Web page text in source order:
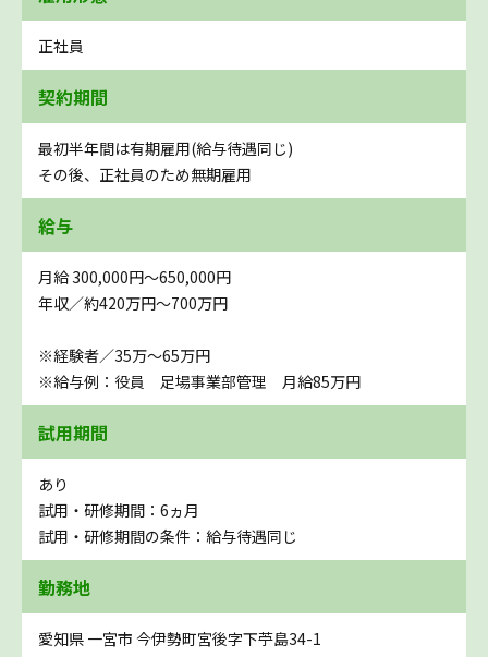
正社員
契約期間
最初半年間は有期雇用(給与待遇同じ)
その後、正社員のため無期雇用
給与
月給 300,000円〜650,000円
年収／約420万円～700万円
※経験者／35万～65万円
※給与例：役員 足場事業部管理 月給85万円
試用期間
あり
試用・研修期間：6ヵ月
試用・研修期間の条件：給与待遇同じ
勤務地
愛知県 一宮市 今伊勢町宮後字下苧島34-1